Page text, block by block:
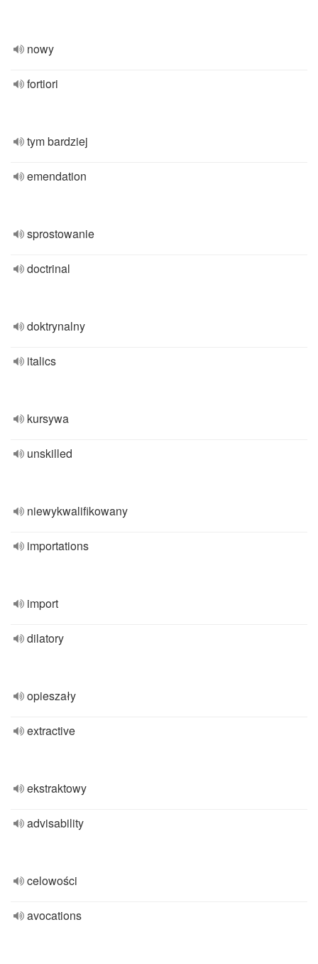
nowy
fortiori
tym bardziej
emendation
sprostowanie
doctrinal
doktrynalny
italics
kursywa
unskilled
niewykwalifikowany
importations
import
dilatory
opieszały
extractive
ekstraktowy
advisability
celowości
avocations